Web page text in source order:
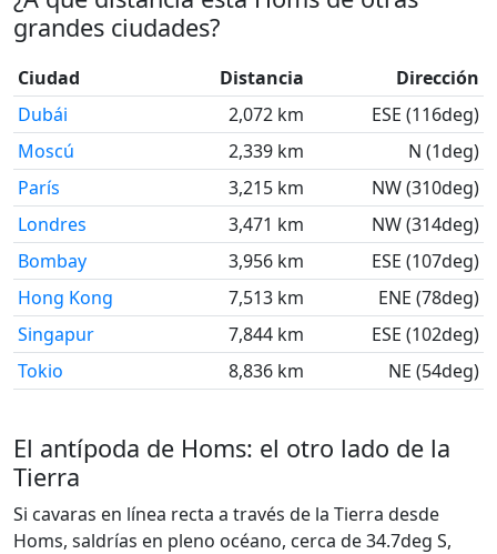
grandes ciudades?
Ciudad Distancia
Dirección
Dubái
2,072 km
ESE (116deg)
Moscú
2,339 km
N (1deg)
París
3,215 km
NW (310deg)
Londres
3,471 km
NW (314deg)
Bombay
3,956 km
ESE (107deg)
Hong Kong
7,513 km
ENE (78deg)
Singapur
7,844 km
ESE (102deg)
Tokio
8,836 km NE (54deg)
El antípoda de Homs: el otro lado de la
Tierra
Si cavaras en línea recta a través de la Tierra desde
Homs, saldrías en pleno océano, cerca de 34.7deg S,